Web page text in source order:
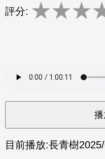
評分: ★★★
目前播放:長青樹